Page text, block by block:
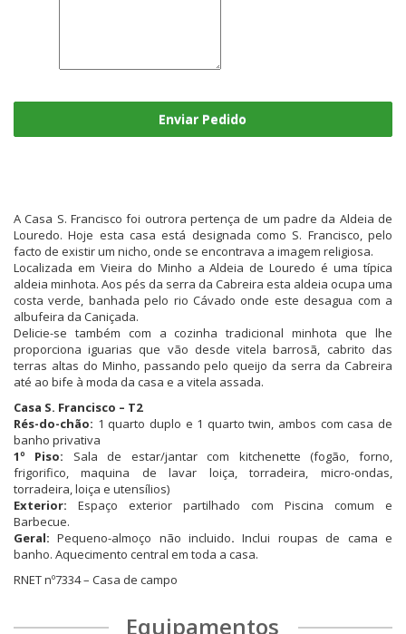
Enviar Pedido
A Casa S. Francisco foi outrora pertença de um padre da Aldeia de
Louredo. Hoje esta casa está designada como S. Francisco, pelo
facto de existir um nicho, onde se encontrava a imagem religiosa.
Localizada em Vieira do Minho a Aldeia de Louredo é uma típica
aldeia minhota. Aos pés da serra da Cabreira esta aldeia ocupa uma
costa verde, banhada pelo rio Cávado onde este desagua com a
albufeira da Caniçada.
Delicie-se também com a cozinha tradicional minhota que lhe
proporciona iguarias que vão desde vitela barrosã, cabrito das
terras altas do Minho, passando pelo queijo da serra da Cabreira
até ao bife à moda da casa e a vitela assada.
Casa S. Francisco – T2
Rés-do-chão: 1 quarto duplo e 1 quarto twin, ambos com casa de
banho privativa
1º Piso: Sala de estar/jantar com kitchenette (fogão, forno,
frigorifico, maquina de lavar loiça, torradeira, micro-ondas,
torradeira, loiça e utensílios)
Exterior: Espaço exterior partilhado com Piscina comum e
Barbecue.
Geral: Pequeno-almoço não incluido.Inclui roupas de cama e
banho. Aquecimento central em toda a casa.
RNET nº7334 – Casa de campo
Equipamentos